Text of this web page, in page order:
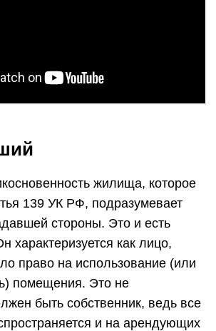
жилища, которое
139 УК РФ, подразумевает
стороны. Это и есть
характеризуется как лицо,
право на использование (или
помещения. Это не
быть собственник, ведь все
и на арендующих